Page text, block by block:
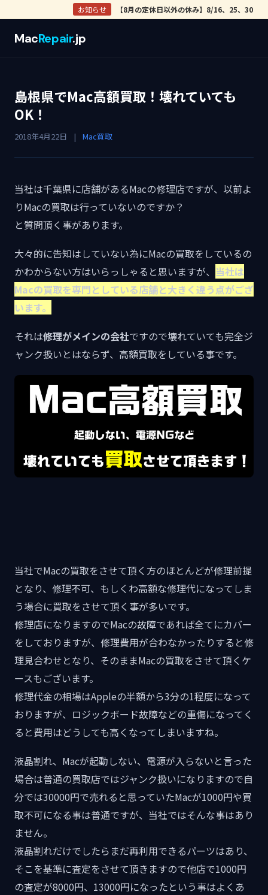
お知らせ 【8月の定休日以外の休み】8/16、25、30
MacRepair.jp
島根県でMac高額買取！壊れていても
OK！
2018年4月22日 | Mac買取
当社は千葉県に店舗があるMacの修理店ですが、以前よ
りMacの買取は行っていないのですか？
と質問頂く事があります。
大々的に告知はしていない為にMacの買取をしているの
かわからない方はいらっしゃると思いますが、 当社は
Macの買取を専門としている店舗と大きく違う点がござ
います。
それは修理がメインの会社ですので壊れていても完全ジ
ャンク扱いとはならず、高額買取をしている事です。
当社でMacの買取をさせて頂く方のほとんどが修理前提
となり、修理不可、もしくわ高額な修理代になってしま
う場合に買取をさせて頂く事が多いです。
修理店になりますのでMacの故障であれば全てにカバー
をしておりますが、修理費用が合わなかったりすると修
理見合わせとなり、そのままMacの買取をさせて頂くケ
ースもございます。
修理代金の相場はAppleの半額から3分の1程度になって
おりますが、ロジックボード故障などの重傷になってく
ると費用はどうしても高くなってしまいますね。
液晶割れ、Macが起動しない、電源が入らないと言った
場合は普通の買取店ではジャンク扱いになりますので自
分では30000円で売れると思っていたMacが1000円や買
取不可になる事は普通ですが、当社ではそんな事はあり
ません。
液晶割れだけでしたらまだ再利用できるパーツはあり、
そこを基準に査定をさせて頂きますので他店で1000円
の査定が8000円、13000円になったという事はよくあ